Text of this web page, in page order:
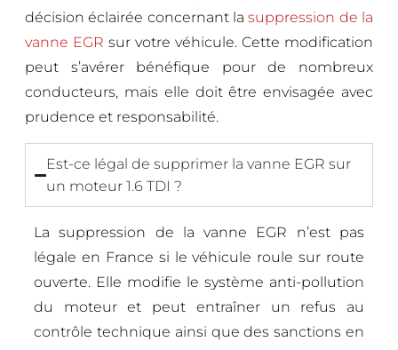
décision éclairée concernant lasuppression de la
vanne EGR sur votre véhicule. Cette modification
peut s’avérer bénéfique pour de nombreux
conducteurs, mais elle doit être envisagée avec
prudence et responsabilité.
Est-ce légal de supprimer la vanne EGR sur
un moteur 1.6 TDI ?
La suppression de la vanne EGR n’est pas
légale en France si le véhicule roule sur route
ouverte. Elle modifie le système anti-pollution
du moteur et peut entraîner un refus au
contrôle technique ainsi que des sanctions en